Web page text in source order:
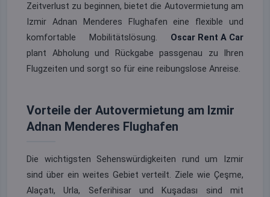
Zeitverlust zu beginnen, bietet die Autovermietung am
Izmir Adnan Menderes Flughafen eine flexible und
komfortable Mobilitätslösung. Oscar Rent A Car
plant Abholung und Rückgabe passgenau zu Ihren
Flugzeiten und sorgt so für eine reibungslose Anreise.
Vorteile der Autovermietung am Izmir
Adnan Menderes Flughafen
Die wichtigsten Sehenswürdigkeiten rund um Izmir
sind über ein weites Gebiet verteilt. Ziele wie Çeşme,
Alaçatı, Urla, Seferihisar und Kuşadası sind mit